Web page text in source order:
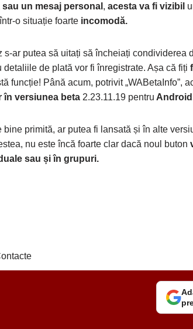
un mesaj personal , acesta va fi vizibil
o situație foarte incomodă.
s-ar putea să uitați să încheiați condividerea
detaliile de plată vor fi înregistrate. Așa că fiți
funcție! Până acum, potrivit „WABetaInfo”,
în versiunea beta 2.23.11.19 pentru
bine primită, ar putea fi lansată și în alte
nu este încă foarte clar dacă noul buton
sau și în grupuri.